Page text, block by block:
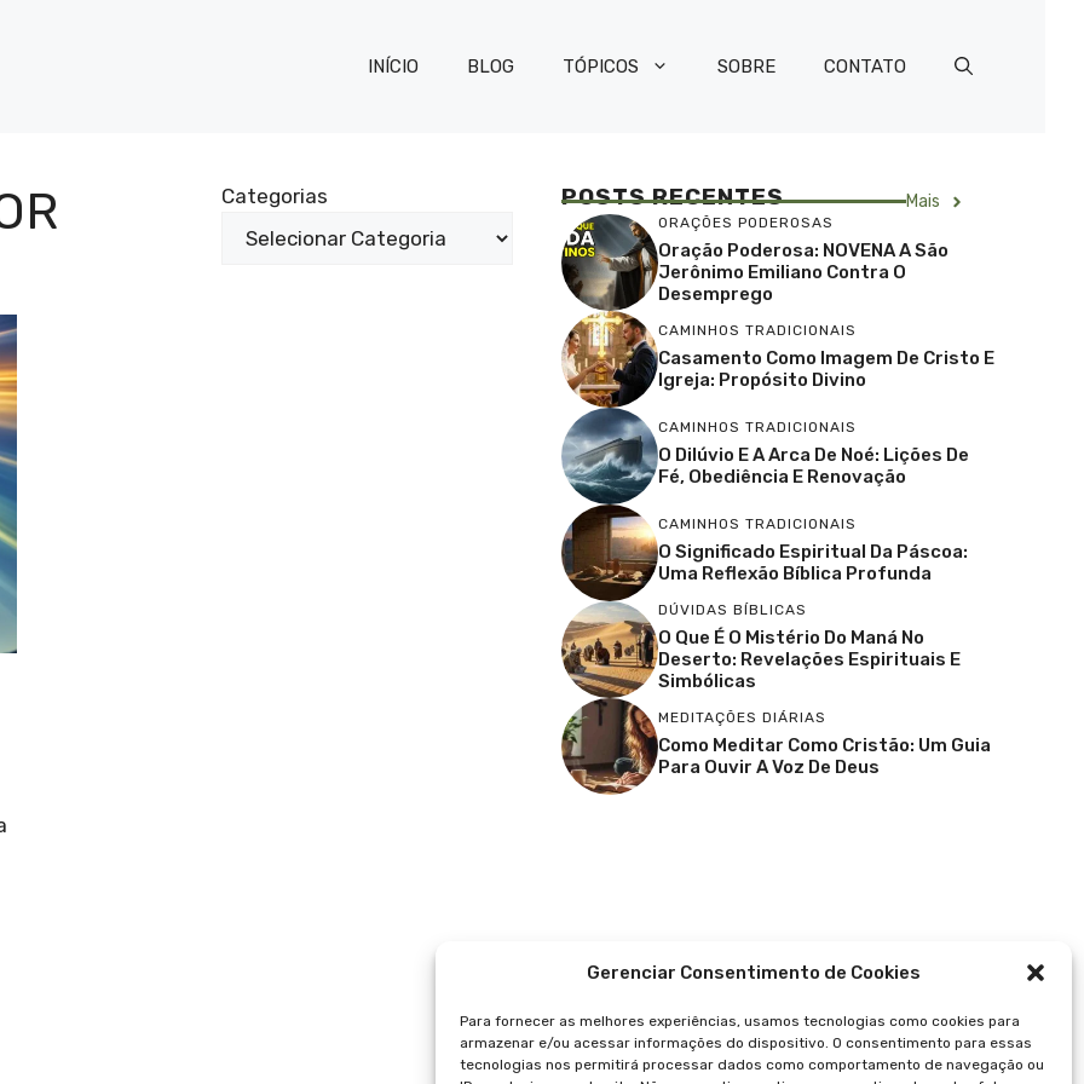
Gerenciar Consentimento de Cookies
Para fornecer as melhores experiências, usamos tecnologias como cookies para
armazenar e/ou acessar informações do dispositivo. O consentimento para essas
tecnologias nos permitirá processar dados como comportamento de navegação ou
INÍCIO BLOG TÓPICOS SOBRE CONTATO
Categorias POSTS RECENTES Mais
ORAÇÕES PODEROSAS
Oração Poderosa: NOVENA A São
Jerônimo Emiliano Contra O
Desemprego
CAMINHOS TRADICIONAIS
Casamento Como Imagem De Cristo E
Igreja: Propósito Divino
CAMINHOS TRADICIONAIS
O Dilúvio E A Arca De Noé: Lições De
Fé, Obediência E Renovação
CAMINHOS TRADICIONAIS
O Significado Espiritual Da Páscoa:
Uma Reflexão Bíblica Profunda
DÚVIDAS BÍBLICAS
O Que É O Mistério Do Maná No
Deserto: Revelações Espirituais E
Simbólicas
MEDITAÇÕES DIÁRIAS
Como Meditar Como Cristão: Um Guia
Para Ouvir A Voz De Deus